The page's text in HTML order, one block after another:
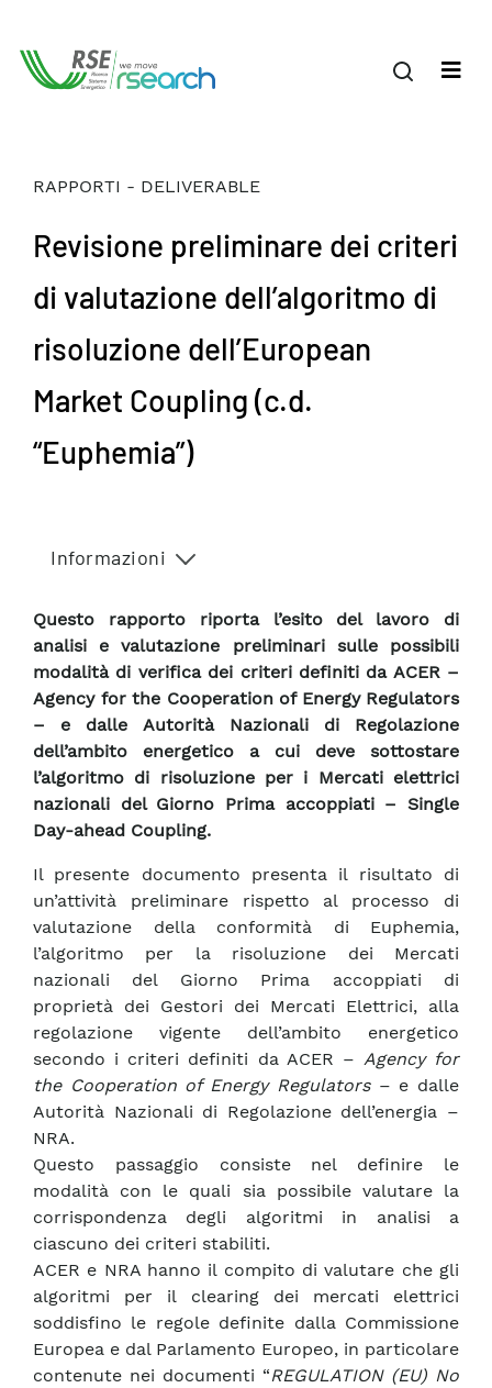
RAPPORTI - DELIVERABLE
Revisione preliminare dei criteri
di valutazione dell’algoritmo di
risoluzione dell’European
Market Coupling (c.d.
“Euphemia”)
Informazioni
Questo rapporto riporta l’esito del lavoro di
analisi e valutazione preliminari sulle possibili
modalità di verifica dei criteri definiti da ACER –
Agency for the Cooperation of Energy Regulators
– e dalle Autorità Nazionali di Regolazione
dell’ambito energetico a cui deve sottostare
l’algoritmo di risoluzione per i Mercati elettrici
nazionali del Giorno Prima accoppiati – Single
Day-ahead Coupling.
Il presente documento presenta il risultato di
un’attività preliminare rispetto al processo di
valutazione della conformità di Euphemia,
l’algoritmo per la risoluzione dei Mercati
nazionali del Giorno Prima accoppiati di
proprietà dei Gestori dei Mercati Elettrici, alla
regolazione vigente dell’ambito energetico
secondo i criteri definiti da ACER – Agency for
the Cooperation of Energy Regulators– e dalle
Autorità Nazionali di Regolazione dell’energia –
NRA.
Questo passaggio consiste nel definire le
modalità con le quali sia possibile valutare la
corrispondenza degli algoritmi in analisi a
ciascuno dei criteri stabiliti.
ACER e NRA hanno il compito di valutare che gli
algoritmi per il clearing dei mercati elettrici
soddisfino le regole definite dalla Commissione
Europea e dal Parlamento Europeo, in particolare
contenute nei documenti “REGULATION (EU) No